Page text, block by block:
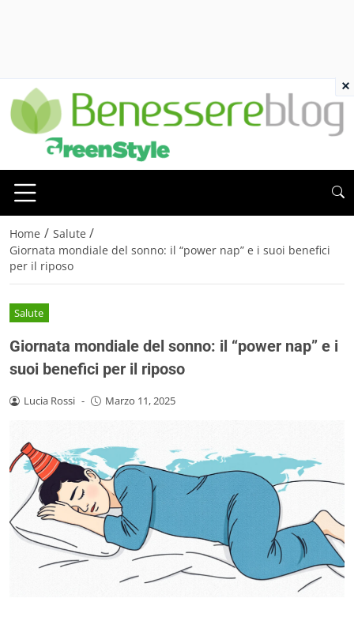
Home / Salute /
Giornata mondiale del sonno: il “power nap” e i suoi benefici
per il riposo
Salute
Giornata mondiale del sonno: il “power nap” e i
suoi benefici per il riposo
Lucia Rossi - Marzo 11, 2025
×